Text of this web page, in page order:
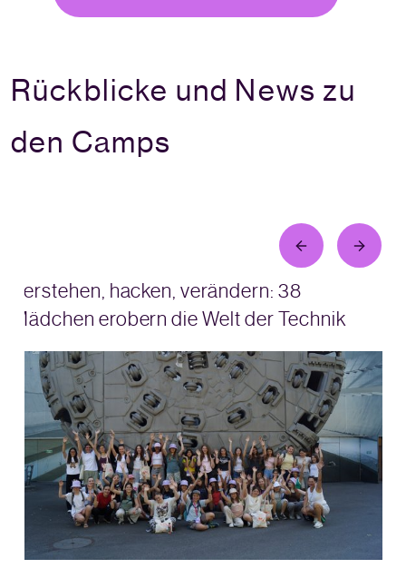
Rückblicke und News zu
den Camps
Verstehen, hacken, verändern: 38
Mädchen erobern die Welt der Technik